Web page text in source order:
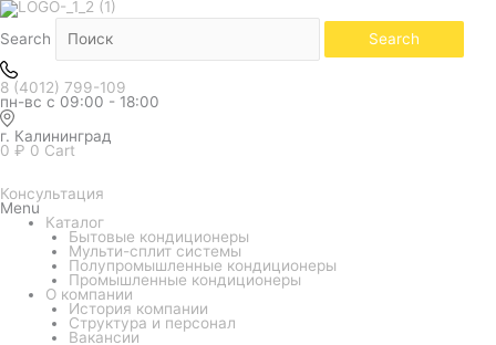
Search Search
8 (4012) 799-109
пн-вс с 09:00 - 18:00
г. Калининград
0 ₽ 0 Cart
Консультация
Menu
Каталог
Бытовые кондиционеры
Мульти-сплит системы
Полупромышленные кондиционеры
Промышленные кондиционеры
О компании
История компании
Структура и персонал
Вакансии
Белый
Количество
товара
Кондиционер
Midea
серия
Paramount
inverter
MSAG1-
12N8C2U-
I